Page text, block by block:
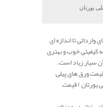
یورتان
تا اندازه ای
کیفیتی خوب و بهتری
سیار زیاد است.
ورق های پیلی
یورتان ) قیمت